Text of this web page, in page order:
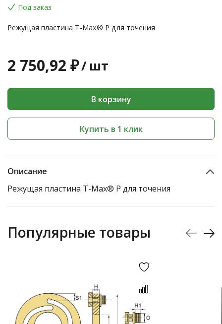
Под заказ
Режущая пластина T-Max® P для точения
2 750,92 ₽/ шт
В корзину
Купить в 1 клик
Описание
Режущая пластина T-Max® P для точения
Популярные товары